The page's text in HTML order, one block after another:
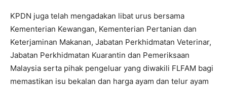
KPDN juga telah mengadakan libat urus bersama
Kementerian Kewangan, Kementerian Pertanian dan
Keterjaminan Makanan, Jabatan Perkhidmatan Veterinar,
Jabatan Perkhidmatan Kuarantin dan Pemeriksaan
Malaysia serta pihak pengeluar yang diwakili FLFAM bagi
memastikan isu bekalan dan harga ayam dan telur ayam